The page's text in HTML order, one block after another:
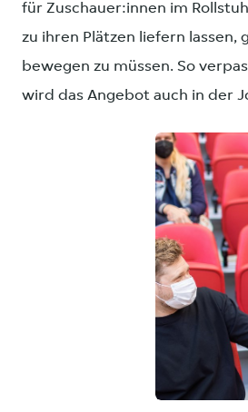
für Zuschauer:innen im
zu ihren Plätzen liefern
bewegen zu müssen. So
wird das Angebot auch in der
JPG